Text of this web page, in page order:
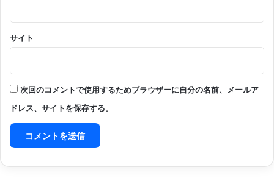
サイト
次回のコメントで使用するためブラウザーに自分の名前、メールア
ドレス、サイトを保存する。